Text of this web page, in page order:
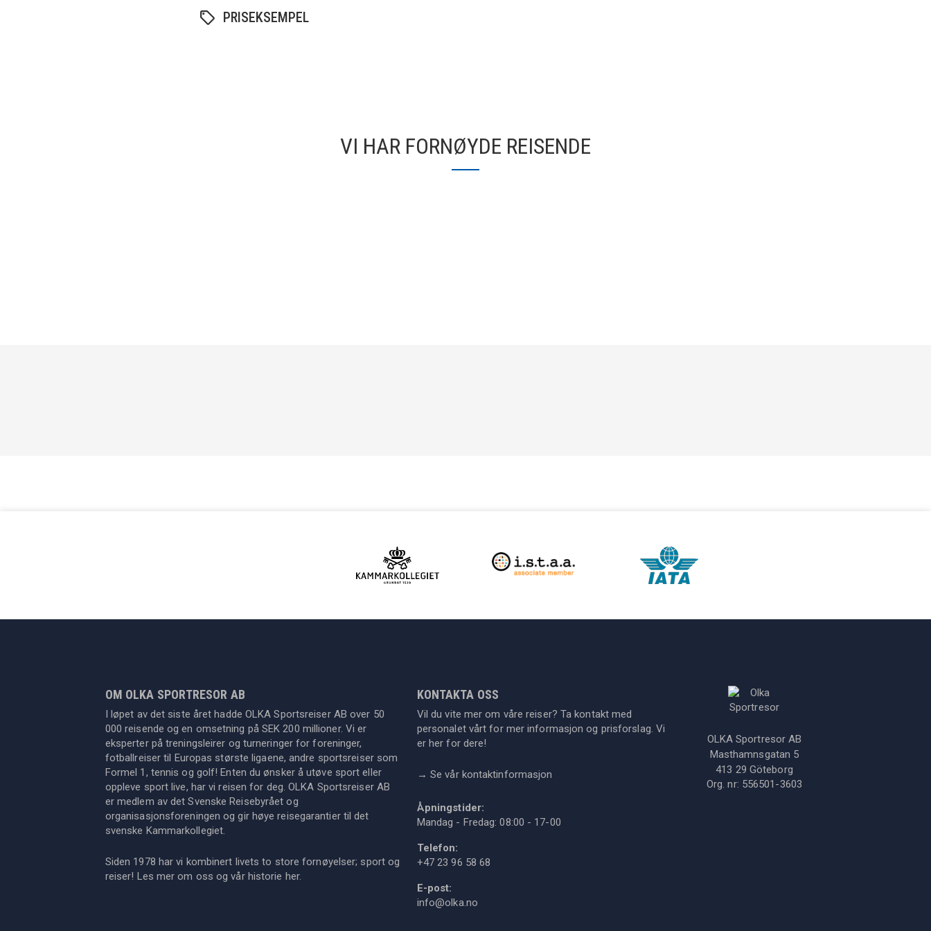
PRISEKSEMPEL
VI HAR FORNØYDE REISENDE
OM OLKA SPORTRESOR AB
I løpet av det siste året hadde OLKA Sportsreiser AB over 50
000 reisende og en omsetning på SEK 200 millioner. Vi er
eksperter på treningsleirer og turneringer for foreninger,
fotballreiser til Europas største ligaene, andre sportsreiser som
Formel 1, tennis og golf! Enten du ønsker å utøve sport eller
oppleve sport live, har vi reisen for deg. OLKA Sportsreiser AB
er medlem av det Svenske Reisebyrået og
organisasjonsforeningen og gir høye reisegarantier til det
svenske Kammarkollegiet.
Siden 1978 har vi kombinert livets to store fornøyelser; sport og
reiser! Les mer om oss og vår historie her.
KONTAKTA OSS
Vil du vite mer om våre reiser? Ta kontakt med
personalet vårt for mer informasjon og prisforslag. Vi
er her for dere!
→ Se vår kontaktinformasjon
Åpningstider:
Mandag - Fredag: 08:00 - 17-00
Telefon:
+47 23 96 58 68
E-post:
info@olka.no
OLKA Sportresor AB
Masthamnsgatan 5
413 29 Göteborg
Org. nr: 556501-3603